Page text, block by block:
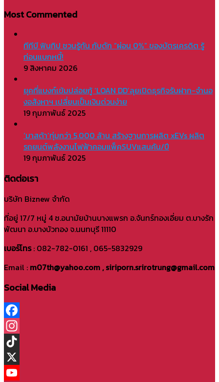
Most Commented
ทีทีบี ฟินทิป ชวนรู้ทัน กับดัก “ผ่อน 0%” ของบัตรเครดิต รู้
ก่อนแบกหนี้!
9 สิงหาคม 2026
ยุคที่แบงก์เข้มปล่อยกู้ ‘LOAN DD’ลุยเปิดธุรกิจรับฝาก-จำนอ
งอสังหาฯ เปลี่ยนเป็นเงินด่วนง่าย
19 กุมภาพันธ์ 2025
‘มาสด้า’ทุ่มกว่า 5,000 ล้าน สร้างฐานการผลิต xEVs ผลิต
รถยนต์พลังงานไฟฟ้าคอมแพ็คSUVแสนคัน/ปี
19 กุมภาพันธ์ 2025
ติดต่อเรา
บริษัท Biznew จำกัด
ที่อยู่ 17/7 หมู่ 4 ซ.อนามัยบ้านบางแพรก อ.จันทร์ทองเอี่ยม ต.บางรัก
พัฒนา อ.บางบัวทอง จ.นนทบุรี 11110
เบอร์โทร: 082-782-0161 , 065-5832929
Email : m07th@yahoo.com , siriporn.srirotrung@gmail.com
Social Media
Facebook
Instagram
TikTok
X